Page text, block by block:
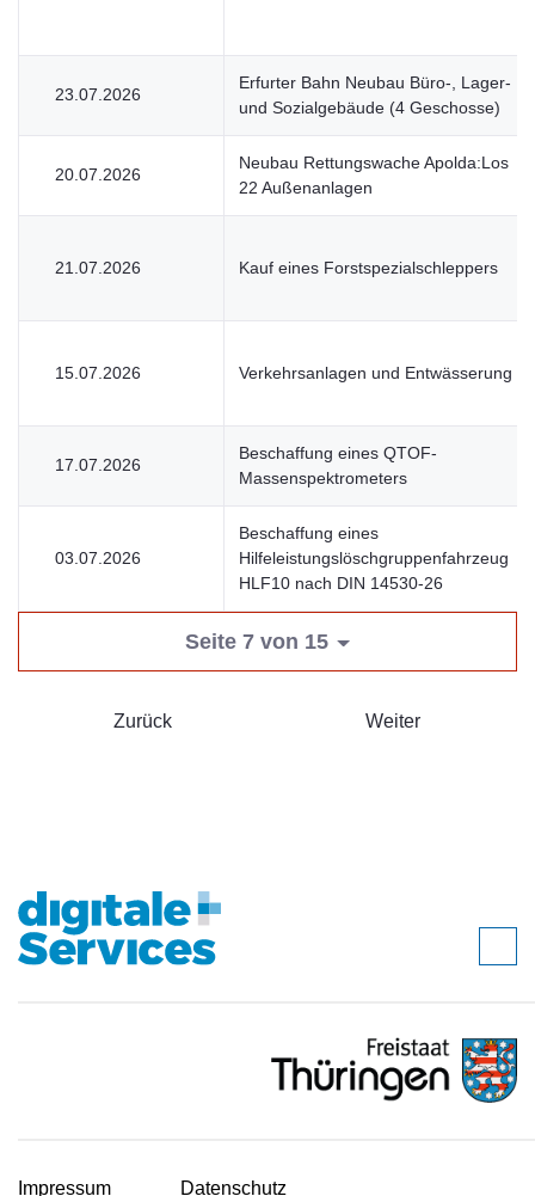
23.07.2026
Erfurter Bahn Neubau Büro-, Lager-
und Sozialgebäude (4 Geschosse)
20.07.2026
Neubau Rettungswache Apolda:Los
22 Außenanlagen
21.07.2026 Kauf eines Forstspezialschleppers
15.07.2026 Verkehrsanlagen und Entwässerung
17.07.2026
Beschaffung eines QTOF-
Massenspektrometers
03.07.2026
Beschaffung eines
Hilfeleistungslöschgruppenfahrzeug
HLF10 nach DIN 14530-26
Seite 7 von 15
Zurück Weiter
Impressum Datenschutz